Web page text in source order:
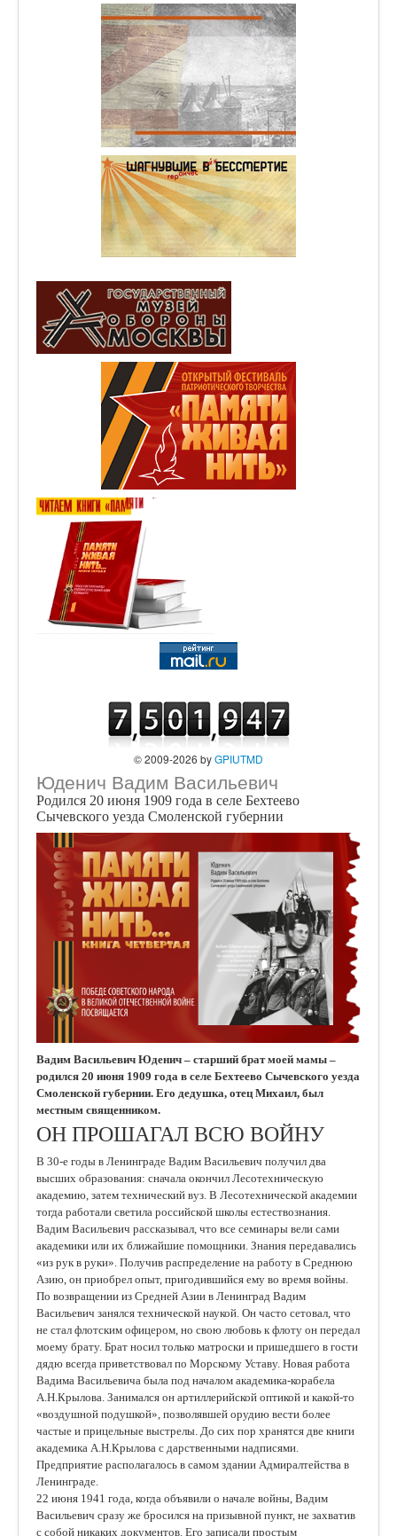
© 2009-2026 byGPIUTMD
Юденич Вадим Васильевич
Родился 20 июня 1909 года в селе Бехтеево
Сычевского уезда Смоленской губернии
Вадим Васильевич Юденич – старший брат моей мамы –
родился 20 июня 1909 года в селе Бехтеево Сычевского уезда
Смоленской губернии. Его дедушка, отец Михаил, был
местным священником.
ОН ПРОШАГАЛ ВСЮ ВОЙНУ
В 30-е годы в Ленинграде Вадим Васильевич получил два
высших образования: сначала окончил Лесотехническую
академию, затем технический вуз. В Лесотехнической академии
тогда работали светила российской школы естествознания.
Вадим Васильевич рассказывал, что все семинары вели сами
академики или их ближайшие помощники. Знания передавались
«из рук в руки». Получив распределение на работу в Среднюю
Азию, он приобрел опыт, пригодившийся ему во время войны.
По возвращении из Средней Азии в Ленинград Вадим
Васильевич занялся технической наукой. Он часто сетовал, что
не стал флотским офицером, но свою любовь к флоту он передал
моему брату. Брат носил только матроски и пришедшего в гости
дядю всегда приветствовал по Морскому Уставу. Новая работа
Вадима Васильевича была под началом академика-корабела
А.Н.Крылова. Занимался он артиллерийской оптикой и какой-то
«воздушной подушкой», позволявшей орудию вести более
частые и прицельные выстрелы. До сих пор хранятся две книги
академика А.Н.Крылова с дарственными надписями.
Предприятие располагалось в самом здании Адмиралтейства в
Ленинграде.
22 июня 1941 года, когда объявили о начале войны, Вадим
Васильевич сразу же бросился на призывной пункт, не захватив
с собой никаких документов. Его записали простым